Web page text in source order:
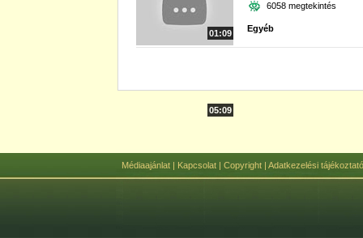
01:09
05:09
6058 megtekintés
Egyéb
Médiaajánlat| Kapcsolat| Copyright| Adatkezelési tájékoztató